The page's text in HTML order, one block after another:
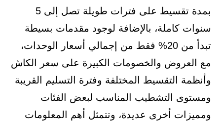
بمدة تقسيط على فترات طويلة تصل إلى 5
سنوات كاملة، بالإضافة لوجود مقدمات بسيطة
تبدأ من 20% فقط من إجمالي أسعار الوحدات،
مع العروض والخصومات الكبيرة على سعر الكاش
وأنظمة التقسيط المختلفة وفترة التسليم القريبة
ومستوى التشطيب المناسب لبعض الفئات
ومميزات أخرى عديدة، وتتمثل أهم المعلومات